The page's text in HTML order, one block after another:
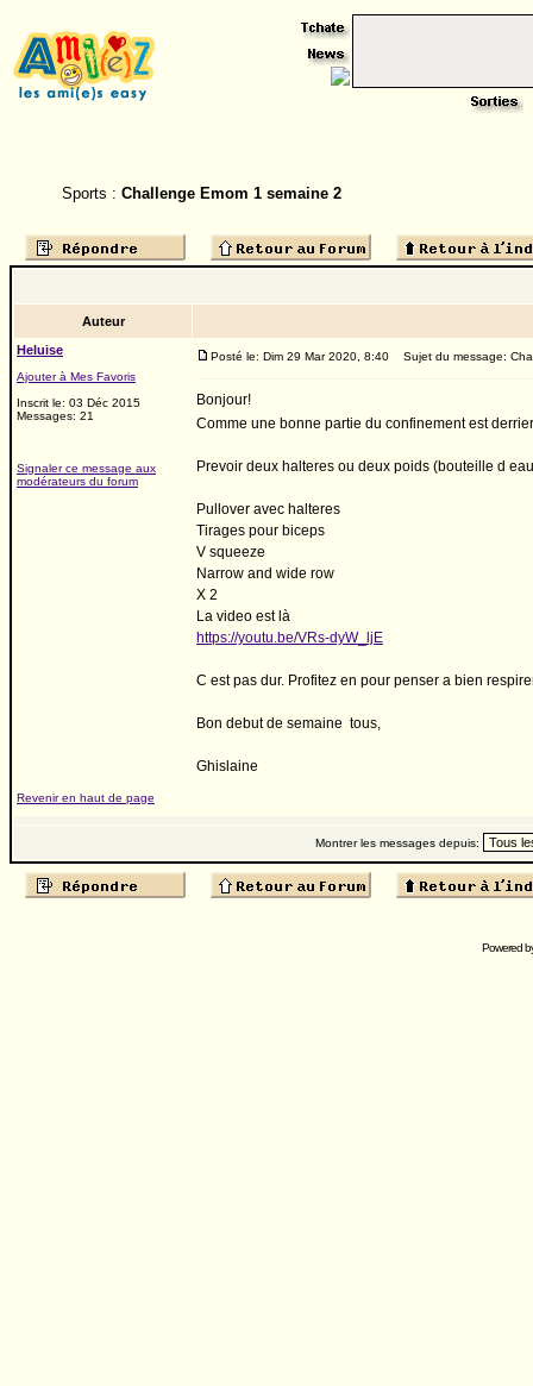
Sports : Challenge Emom 1 semaine 2
Auteur
Heluise
Ajouter à Mes Favoris
Inscrit le: 03 Déc 2015
Messages: 21
Signaler ce message aux
modérateurs du forum
Posté le: Dim 29 Mar 2020, 8:40 Sujet du message:
Bonjour!
Comme une bonne partie du confinement est
Prevoir deux halteres ou deux poids (bouteille d
Pullover avec halteres
Tirages pour biceps
V squeeze
Narrow and wide row
X 2
La video est là
https://youtu.be/VRs-dyW_ljE
C est pas dur. Profitez en pour penser a bien
Bon debut de semaine tous,
Ghislaine
Revenir en haut de page
Montrer les messages depuis:
Powered